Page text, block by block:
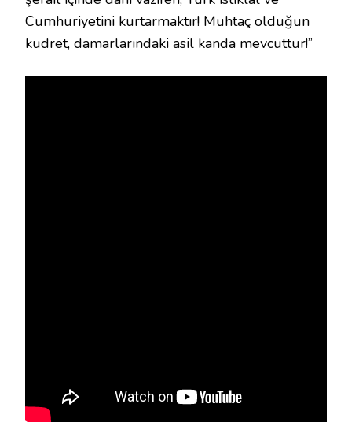
Cumhuriyetini kurtarmaktır! Muhtaç olduğun
kudret, damarlarındaki asil kanda mevcuttur!”